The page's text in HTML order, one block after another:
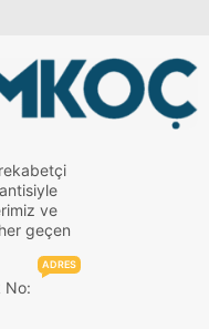
ve
geçen
No:
ADRES